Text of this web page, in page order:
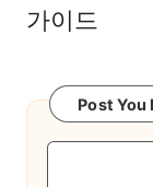
가이드
Post You